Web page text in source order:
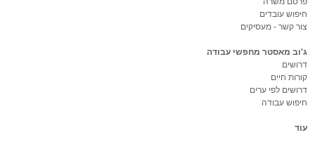
חיפוש עובדים
צור קשר - מעסיקים
ג'וב מאסטר מחפשי עבודה
דרושים
קורות חיים
דרושים לפי ערים
חיפוש עבודה
עוד